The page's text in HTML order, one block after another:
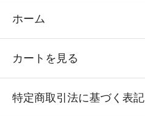
ホーム
カートを見る
特定商取引法に基づく表記